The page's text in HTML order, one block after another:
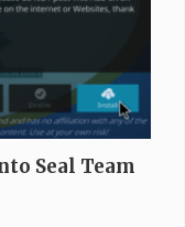
Seal Team